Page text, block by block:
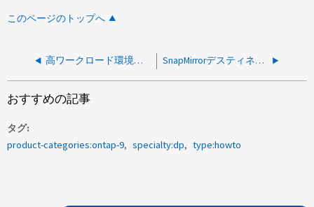
このページのトップへ
高ワークロード環境でSnapMirrorのパフォーマンスに関する懸念に対処する方法 SnapMirrorデスティネーションのクラスタ間LIFのIPアドレスを変更する方法
おすすめの記事
タグ
product-categories:ontap-9
specialty:dp type:howto